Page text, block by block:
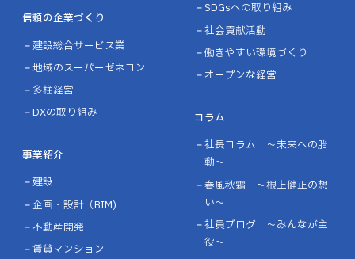
信頼の企業づくり
建設総合サービス業
地域のスーパーゼネコン
多柱経営
DXの取り組み
事業紹介
建設
企画・設計（BIM)
不動産開発
賃貸マンション
SDGsへの取り組み
社会貢献活動
働きやすい環境づくり
オープンな経営
コラム
社長コラム ～未来への胎
動～
春風秋霜 ～根上健正の想
い～
社員ブログ ～みんなが主
役～